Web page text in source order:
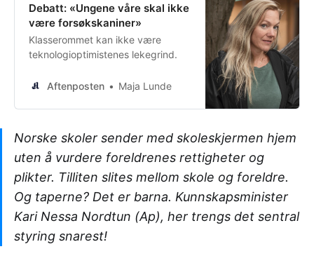
Debatt: «Ungene våre skal ikke
være forsøkskaniner»
Klasserommet kan ikke være
teknologioptimistenes lekegrind.
Aftenposten Maja Lunde
Norske skoler sender med skoleskjermen hjem
uten å vurdere foreldrenes rettigheter og
plikter. Tilliten slites mellom skole og foreldre.
Og taperne? Det er barna. Kunnskapsminister
Kari Nessa Nordtun (Ap), her trengs det sentral
styring snarest!